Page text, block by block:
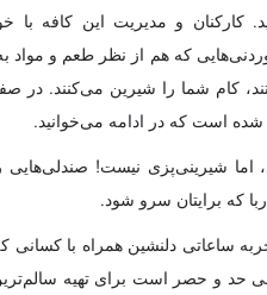
کارکنان و مدیریت این کافه با
که هم از نظر طعم و مواد
کام شما را شیرین می‌کنند. در
شده است که در ادامه می‌خوانید.
اما شیرینی‌پزی نیست! صندلی‌هایی
که برایتان سرو شود.
ساعاتی دلنشین همراه با کسانی
حد و حصر است برای تهیه